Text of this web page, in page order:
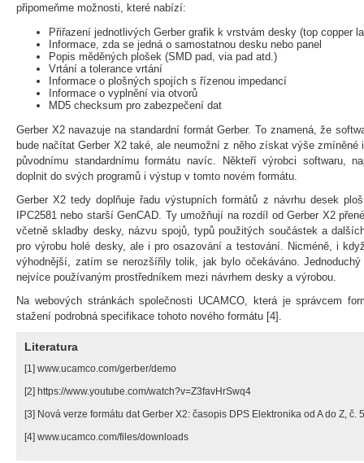
připomeňme možnosti, které nabízí:
Přiřazení jednotlivých Gerber grafik k vrstvám desky (top copper
Informace, zda se jedná o samostatnou desku nebo panel
Popis měděných plošek (SMD pad, via pad atd.)
Vrtání a tolerance vrtání
Informace o plošných spojích s řízenou impedancí
Informace o vyplnění via otvorů
MD5 checksum pro zabezpečení dat
Gerber X2 navazuje na standardní formát Gerber. To znamená, že
bude načítat Gerber X2 také, ale neumožní z něho získat výše zmíněné
původnímu standardnímu formátu navíc. Někteří výrobci softwaru,
doplnit do svých programů i výstup v tomto novém formátu.
Gerber X2 tedy doplňuje řadu výstupních formátů z návrhu desek
IPC2581 nebo starší GenCAD. Ty umožňují na rozdíl od Gerber X2
včetně skladby desky, názvu spojů, typů použitých součástek a
pro výrobu holé desky, ale i pro osazování a testování. Nicméně, i
výhodnější, zatím se nerozšířily tolik, jak bylo očekáváno.
nejvíce používaným prostředníkem mezi návrhem desky a výrobou.
Na webových stránkách společnosti UCAMCO, která je správcem
stažení podrobná specifikace tohoto nového formátu [4].
Literatura
[1] www.ucamco.com/gerber/demo
[2] https://www.youtube.com/watch?v=Z3favHrSwq4
[3] Nová verze formátu dat Gerber X2: časopis DPS Elektronika od A do Z, č.
[4] www.ucamco.com/files/downloads